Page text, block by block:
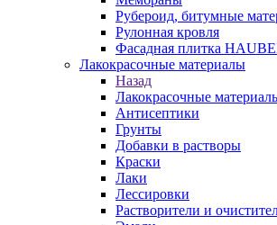
Рубероид, битумные
Рулонная кровля
Фасадная плитка
Лакокрасочные материалы
Назад
Лакокрасочные
Антисептики
Грунты
Добавки в растворы
Краски
Лаки
Лессировки
Растворители и